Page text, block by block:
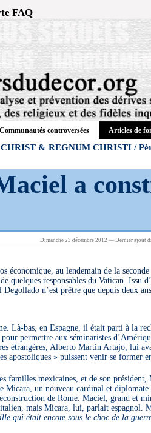
FAQ
Communautés controversées Articles de
& REGNUM CHRISTI /
a
Dimanche 23 décembre 2012 — Dernier ajout
économique, au lendemain de la
quelques responsables du Vatican. Issu
n’est prêtre que depuis deux
Là-bas, en Espagne, il était parti à la
permettre aux séminaristes
étrangères, Alberto Martin Artajo, lui
apostoliques » puissent venir se former
familles mexicaines, et de son
Micara, un nouveau cardinal et diplomate
de Rome. Maciel, grand et
mais Micara, lui, parlait espagnol.
qui était encore sous le choc de la